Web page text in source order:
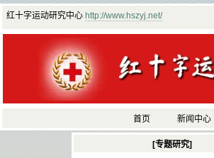
红十字运动研究中心 http://www.hszyj.net/
首页 新闻中心
[专题研究]